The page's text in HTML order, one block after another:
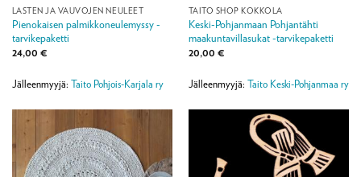
LASTEN JA VAUVOJEN NEULEET
Pienokaisen palmikkoneulemyssy -
tarvikepaketti
24,00 €
Jälleenmyyjä: Taito Pohjois-Karjala ry
TAITO SHOP KOKKOLA
Keski-Pohjanmaan Pohjantähti
maakuntavillasukat -tarvikepaketti
20,00 €
Jälleenmyyjä: Taito Keski-Pohjanmaa ry